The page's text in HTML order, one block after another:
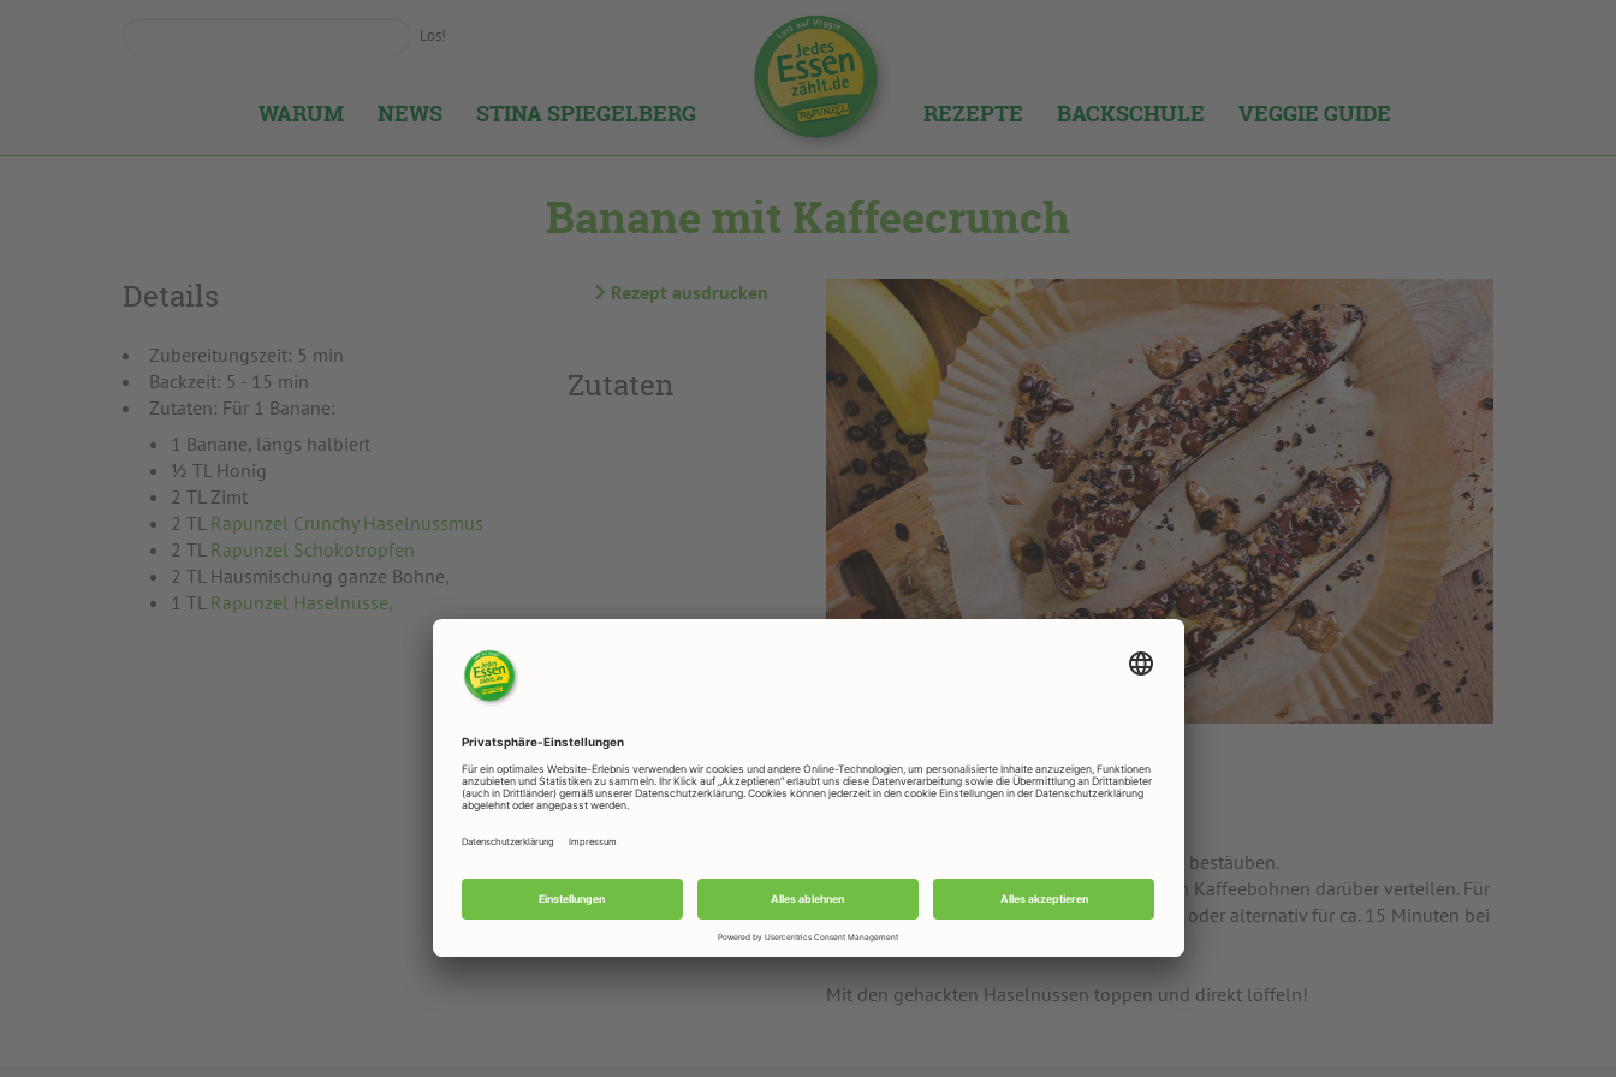
Los!
WARUM NEWS STINA SPIEGELBERG REZEPTE BACKSCHULE VEGGIE GUIDE
Banane mit Kaffeecrunch
Rezept ausdrucken
Details
Zubereitungszeit: 5 min
Backzeit: 5 - 15 min
Zutaten: Für 1 Banane:
Zutaten
1 Banane, längs halbiert
½ TL Honig
2 TL Zimt
2 TL Rapunzel Crunchy Haselnussmus
2 TL Rapunzel Schokotropfen
2 TL Hausmischung ganze Bohne,
1 TL Rapunzel Haselnüsse,
Zubereitung
Banane mit Honig bestreichen und mit Zimt bestäuben.
Nussmus, Schokotropfen und die gehackten Kaffeebohnen darüber verteilen. Für
5 Minuten bei 180° C in den Air Fryer geben oder alternativ für ca. 15 Minuten bei
200° C in den Ofen geben.
Mit den gehackten Haselnüssen toppen und direkt löffeln!